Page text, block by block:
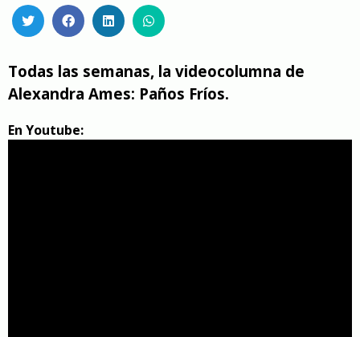
Todas las semanas, la videocolumna de
Alexandra Ames: Paños Fríos.
En Youtube: